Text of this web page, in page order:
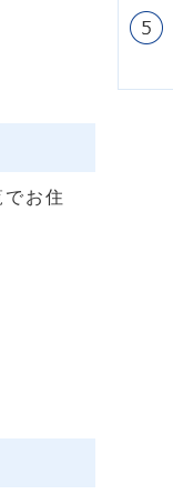
お住